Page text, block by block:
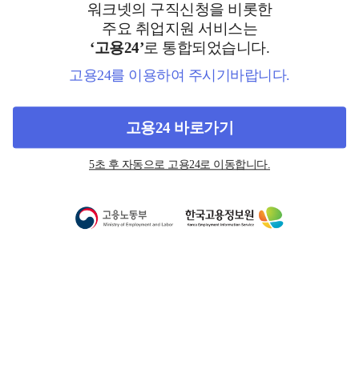
워크넷의 구직신청을 비롯한
주요 취업지원 서비스는
‘고용24’로 통합되었습니다.
고용24를 이용하여 주시기바랍니다.
고용24 바로가기
5초 후 자동으로 고용24로 이동합니다.